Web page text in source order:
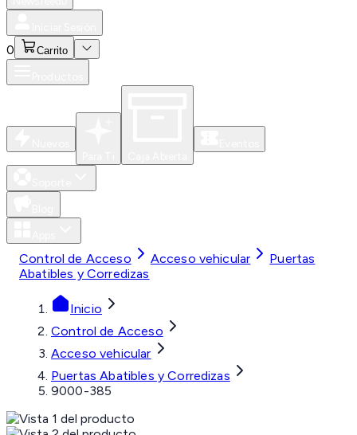
0 Carrito
Control de Acceso Acceso vehicular
Puertas
Abatibles y Corredizas
Inicio
Control de Acceso
Acceso vehicular
Puertas Abatibles y Corredizas
9000-385